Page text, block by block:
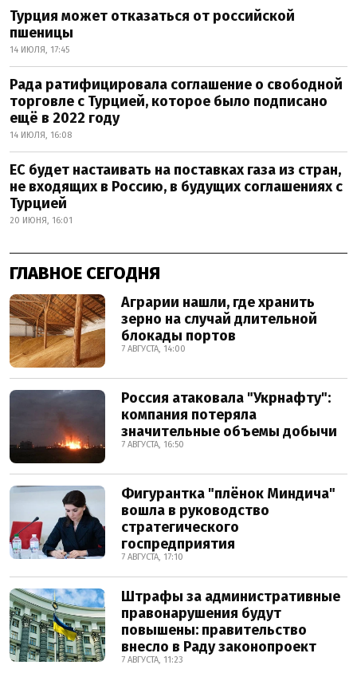
Турция может отказаться от российской
пшеницы
14 ИЮЛЯ, 17:45
Рада ратифицировала соглашение о свободной
торговле с Турцией, которое было подписано
ещё в 2022 году
14 ИЮЛЯ, 16:08
ЕС будет настаивать на поставках газа из стран,
не входящих в Россию, в будущих соглашениях с
Турцией
20 ИЮНЯ, 16:01
ГЛАВНОЕ СЕГОДНЯ
Аграрии нашли, где хранить
зерно на случай длительной
блокады портов
7 АВГУСТА, 14:00
Россия атаковала "Укрнафту":
компания потеряла
значительные объемы добычи
7 АВГУСТА, 16:50
Фигурантка "плёнок Миндича"
вошла в руководство
стратегического
госпредприятия
7 АВГУСТА, 17:10
Штрафы за административные
правонарушения будут
повышены: правительство
внесло в Раду законопроект
7 АВГУСТА, 11:23